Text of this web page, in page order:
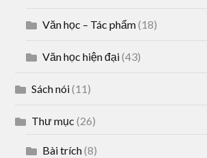
Văn học – Tác phẩm(18)
Văn học hiện đại(43)
Sách nói(11)
Thư mục (26)
Bài trích(8)